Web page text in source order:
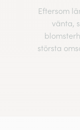
Eftersom
vänta,
största